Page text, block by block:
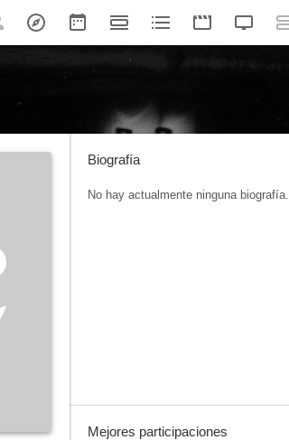
Biografía
No hay actualmente ninguna biografía.
Mejores participaciones